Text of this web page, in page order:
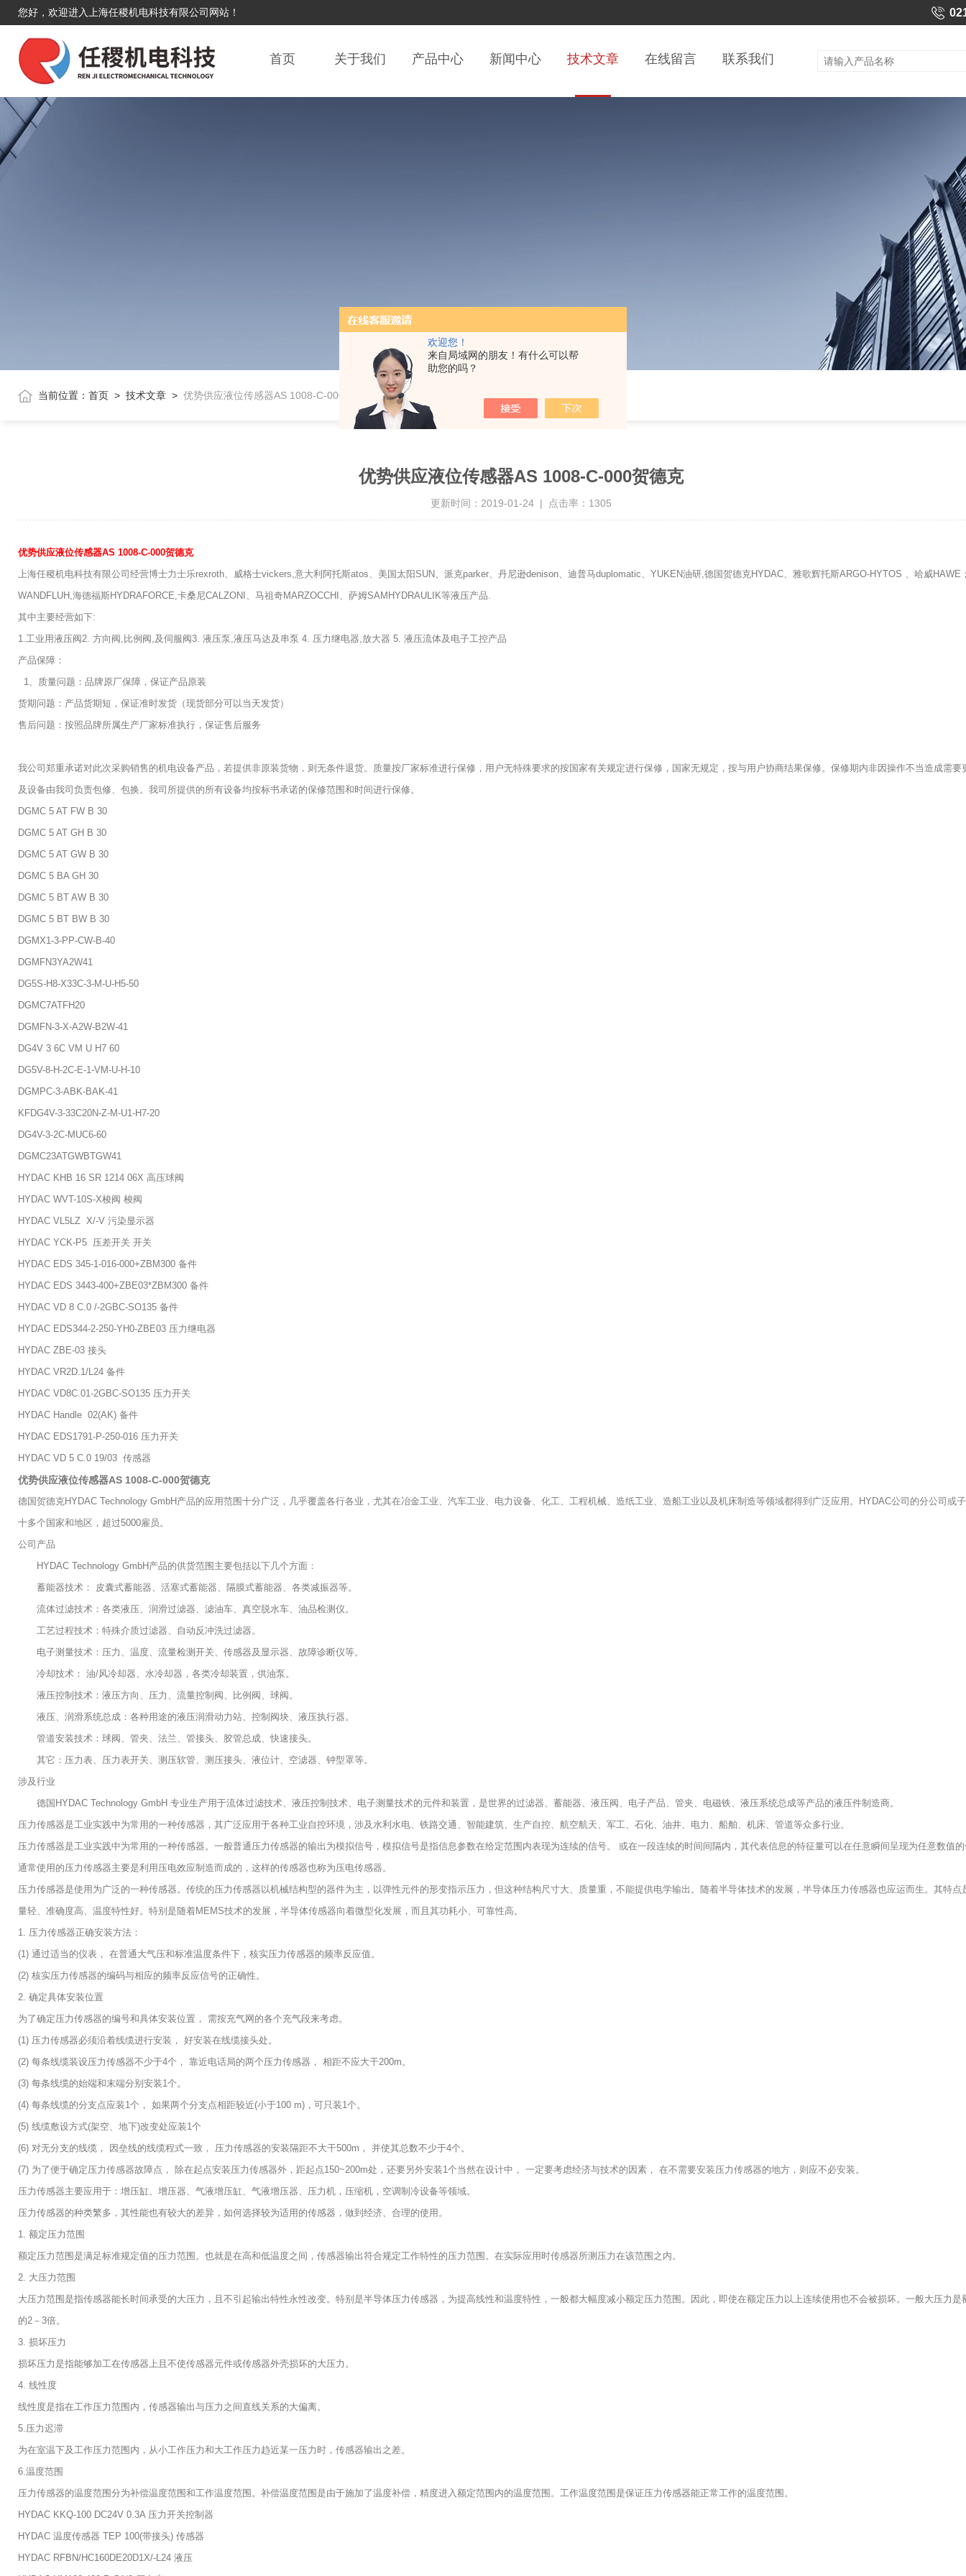
欢迎您！
来自局域网的朋友！有什么可以帮
助您的吗？
您好，欢迎进入上海任稷机电科技有限公司网站！
首页 关于我们 产品中心 新闻中心 技术文章 在线留言 联系我们
当前位置： 首页 > 技术文章 > 优势供应液位传感器AS 1008-C-000贺德克
优势供应液位传感器AS 1008-C-000贺德克
更新时间：2019-01-24 | 点击率：1305
优势供应液位传感器AS 1008-C-000贺德克
上海任稷机电科技有限公司经营博士力士乐rexroth、威格士vickers,意大利阿托斯atos、美国太阳SUN、派克parker、丹尼逊denison、迪普马duplomatic、YUKEN油研,德国贺德克HYDAC、雅歌辉托斯ARGO-HYTOS 、哈威HAWE
WANDFLUH,海德福斯HYDRAFORCE,卡桑尼CALZONI、马祖奇MARZOCCHI、萨姆SAMHYDRAULIK等液压产品.
其中主要经营如下:
1.工业用液压阀2. 方向阀,比例阀,及伺服阀3. 液压泵,液压马达及串泵 4. 压力继电器,放大器 5. 液压流体及电子工控产品
产品保障：
1、质量问题：品牌原厂保障，保证产品原装
货期问题：产品货期短，保证准时发货（现货部分可以当天发货）
售后问题：按照品牌所属生产厂家标准执行，保证售后服务
我公司郑重承诺对此次采购销售的机电设备产品，若提供非原装货物，则无条件退货。质量按厂家标准进行保修，用户无特殊要求的按国家有关规定进行保修，国家无规定，按与用户协商结果保修。保修期内非因操作不当造成需要
及设备由我司负责包修、包换。我司所提供的所有设备均按标书承诺的保修范围和时间进行保修。
DGMC 5 AT FW B 30
DGMC 5 AT GH B 30
DGMC 5 AT GW B 30
DGMC 5 BA GH 30
DGMC 5 BT AW B 30
DGMC 5 BT BW B 30
DGMX1-3-PP-CW-B-40
DGMFN3YA2W41
DG5S-H8-X33C-3-M-U-H5-50
DGMC7ATFH20
DGMFN-3-X-A2W-B2W-41
DG4V 3 6C VM U H7 60
DG5V-8-H-2C-E-1-VM-U-H-10
DGMPC-3-ABK-BAK-41
KFDG4V-3-33C20N-Z-M-U1-H7-20
DG4V-3-2C-MUC6-60
DGMC23ATGWBTGW41
HYDAC KHB 16 SR 1214 06X 高压球阀
HYDAC WVT-10S-X梭阀 梭阀
HYDAC VL5LZ X/-V 污染显示器
HYDAC YCK-P5 压差开关 开关
HYDAC EDS 345-1-016-000+ZBM300 备件
HYDAC EDS 3443-400+ZBE03*ZBM300 备件
HYDAC VD 8 C.0 /-2GBC-SO135 备件
HYDAC EDS344-2-250-YH0-ZBE03 压力继电器
HYDAC ZBE-03 接头
HYDAC VR2D.1/L24 备件
HYDAC VD8C.01-2GBC-SO135 压力开关
HYDAC Handle 02(AK) 备件
HYDAC EDS1791-P-250-016 压力开关
HYDAC VD 5 C.0 19/03 传感器
优势供应液位传感器AS 1008-C-000贺德克
德国贺德克HYDAC Technology GmbH产品的应用范围十分广泛，几乎覆盖各行各业，尤其在冶金工业、汽车工业、电力设备、化工、工程机械、造纸工业、造船工业以及机床制造等领域都得到广泛应用。HYDAC公司的分公司或
十多个国家和地区，超过5000雇员。
公司产品
HYDAC Technology GmbH产品的供货范围主要包括以下几个方面：
蓄能器技术： 皮囊式蓄能器、活塞式蓄能器、隔膜式蓄能器、各类减振器等。
流体过滤技术：各类液压、润滑过滤器、滤油车、真空脱水车、油品检测仪。
工艺过程技术：特殊介质过滤器、自动反冲洗过滤器。
电子测量技术：压力、温度、流量检测开关、传感器及显示器、故障诊断仪等。
冷却技术： 油/风冷却器、水冷却器，各类冷却装置，供油泵。
液压控制技术：液压方向、压力、流量控制阀、比例阀、球阀。
液压、润滑系统总成：各种用途的液压润滑动力站、控制阀块、液压执行器。
管道安装技术：球阀、管夹、法兰、管接头、胶管总成、快速接头。
其它：压力表、压力表开关、测压软管、测压接头、液位计、空滤器、钟型罩等。
涉及行业
德国HYDAC Technology GmbH 专业生产用于流体过滤技术、液压控制技术、电子测量技术的元件和装置，是世界的过滤器、蓄能器、液压阀、电子产品、管夹、电磁铁、液压系统总成等产品的液压件制造商。
压力传感器是工业实践中为常用的一种传感器，其广泛应用于各种工业自控环境，涉及水利水电、铁路交通、智能建筑、生产自控、航空航天、军工、石化、油井、电力、船舶、机床、管道等众多行业。
压力传感器是工业实践中为常用的一种传感器。一般普通压力传感器的输出为模拟信号，模拟信号是指信息参数在给定范围内表现为连续的信号。 或在一段连续的时间间隔内，其代表信息的特征量可以在任意瞬间呈现为任意数值
通常使用的压力传感器主要是利用压电效应制造而成的，这样的传感器也称为压电传感器。
压力传感器是使用为广泛的一种传感器。传统的压力传感器以机械结构型的器件为主，以弹性元件的形变指示压力，但这种结构尺寸大、质量重，不能提供电学输出。随着半导体技术的发展，半导体压力传感器也应运而生。其特点
量轻、准确度高、温度特性好。特别是随着MEMS技术的发展，半导体传感器向着微型化发展，而且其功耗小、可靠性高。
1. 压力传感器正确安装方法：
(1) 通过适当的仪表， 在普通大气压和标准温度条件下，核实压力传感器的频率反应值。
(2) 核实压力传感器的编码与相应的频率反应信号的正确性。
2. 确定具体安装位置
为了确定压力传感器的编号和具体安装位置， 需按充气网的各个充气段来考虑。
(1) 压力传感器必须沿着线缆进行安装， 好安装在线缆接头处。
(2) 每条线缆装设压力传感器不少于4个， 靠近电话局的两个压力传感器， 相距不应大干200m。
(3) 每条线缆的始端和末端分别安装1个。
(4) 每条线缆的分支点应装1个， 如果两个分支点相距较近(小于100 m)，可只装1个。
(5) 线缆敷设方式(架空、地下)改变处应装1个
(6) 对无分支的线缆， 因垒线的线缆程式一致， 压力传感器的安装隔距不大干500m， 并使其总数不少于4个。
(7) 为了便于确定压力传感器故障点， 除在起点安装压力传感器外，距起点150~200m处，还要另外安装1个当然在设计中， 一定要考虑经济与技术的因素， 在不需要安装压力传感器的地方，则应不必安装。
压力传感器主要应用于：增压缸、增压器、气液增压缸、气液增压器、压力机，压缩机，空调制冷设备等领域。
压力传感器的种类繁多，其性能也有较大的差异，如何选择较为适用的传感器，做到经济、合理的使用。
1. 额定压力范围
额定压力范围是满足标准规定值的压力范围。也就是在高和低温度之间，传感器输出符合规定工作特性的压力范围。在实际应用时传感器所测压力在该范围之内。
2. 大压力范围
大压力范围是指传感器能长时间承受的大压力，且不引起输出特性永性改变。特别是半导体压力传感器，为提高线性和温度特性，一般都大幅度减小额定压力范围。因此，即使在额定压力以上连续使用也不会被损坏。一般大压力是
的2－3倍。
3. 损坏压力
损坏压力是指能够加工在传感器上且不使传感器元件或传感器外壳损坏的大压力。
4. 线性度
线性度是指在工作压力范围内，传感器输出与压力之间直线关系的大偏离。
5.压力迟滞
为在室温下及工作压力范围内，从小工作压力和大工作压力趋近某一压力时，传感器输出之差。
6.温度范围
压力传感器的温度范围分为补偿温度范围和工作温度范围。补偿温度范围是由于施加了温度补偿，精度进入额定范围内的温度范围。工作温度范围是保证压力传感器能正常工作的温度范围。
HYDAC KKQ-100 DC24V 0.3A 压力开关控制器
HYDAC 温度传感器 TEP 100(带接头) 传感器
HYDAC RFBN/HC160DE20D1X/-L24 液压